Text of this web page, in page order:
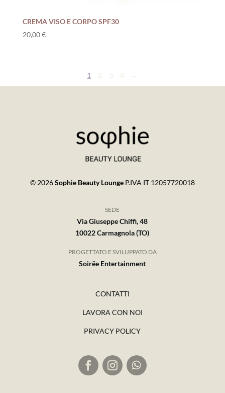
CREMA VISO E CORPO SPF30
20,00€
1 2 3 4 →
© 2026Sophie Beauty LoungeP.IVA IT 12057720018
SEDE
Via Giuseppe Chiffi, 48
10022 Carmagnola (TO)
PROGETTATO E SVILUPPATO DA
Soirëe Entertainment
CONTATTI
LAVORA CON NOI
PRIVACY POLICY